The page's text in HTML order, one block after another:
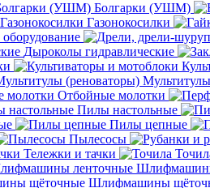
Болгарки (УШМ)
Газонокосилки
Дыроколы гидравлические
Отбойные молотки
Пилы настольные
Пилы цепные
Пылесосы
Тележки и тачки
Шлифмашины